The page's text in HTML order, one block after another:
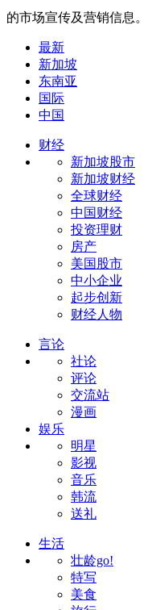
的市场宣传及营销信息。
最新
新加坡
东南亚
国际
中国
财经
新加坡股市
新加坡财经
全球财经
中国财经
投资理财
房产
美国股市
中小企业
起步创新
财经人物
言论
社论
评论
交流站
漫画
娱乐
明星
影视
音乐
韩流
送礼
生活
壮龄go!
特写
美食